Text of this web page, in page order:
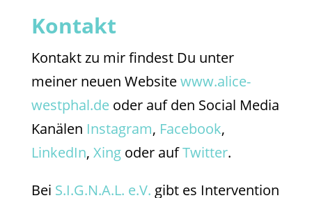
Kontakt
Kontakt zu mir findest Du unter
meiner neuen Websitewww.alice-
westphal.deoder auf den Social Media
Kanälen Instagram, Facebook,
LinkedIn, Xingoder aufTwitter.
Bei S.I.G.N.A.L. e.V. gibt es Intervention